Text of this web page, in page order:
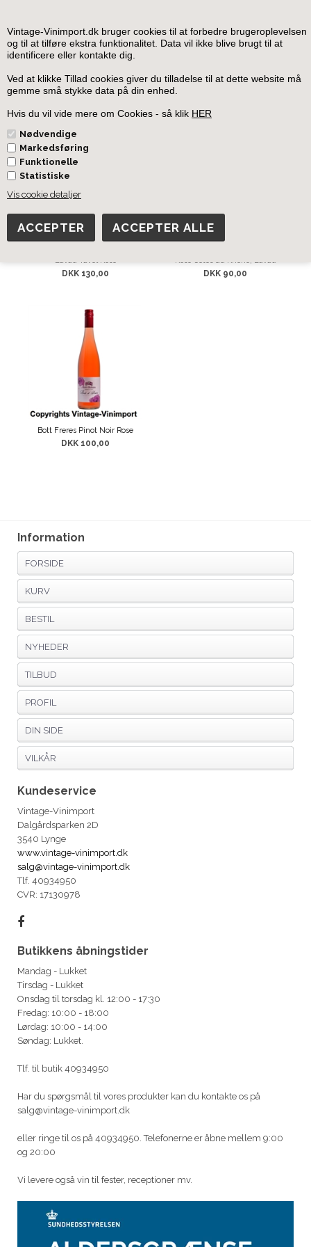
Vintage-Vinimport.dk bruger cookies til at forbedre brugeroplevelsen
og til at tilføre ekstra funktionalitet. Data vil ikke blive brugt til at
identificere eller kontakte dig.
Ved at klikke Tillad cookies giver du tilladelse til at dette website må
gemme små stykke data på din enhed.
Hvis du vil vide mere om Cookies - så klik HER
Nødvendige
Markedsføring
Funktionelle
Statistiske
Vis cookie detaljer
Forside» Frankrig»Frankrig Rose
Frankrig Rose
Lavau Tavel Rose
DKK 130,00
Rosé Cotes du Rhone, Lavau
DKK 90,00
Bott Freres Pinot Noir Rose
DKK 100,00
Information
FORSIDE
KURV
BESTIL
NYHEDER
TILBUD
PROFIL
DIN SIDE
VILKÅR
Kundeservice
Vintage-Vinimport
Dalgårdsparken 2D
3540 Lynge
www.vintage-vinimport.dk
salg@vintage-vinimport.dk
Tlf. 40934950
CVR: 17130978
Butikkens åbningstider
Mandag - Lukket
Tirsdag - Lukket
Onsdag til torsdag kl. 12:00 - 17:30
Fredag: 10:00 - 18:00
Lørdag: 10:00 - 14:00
Søndag: Lukket.
Tlf. til butik 40934950
Har du spørgsmål til vores produkter kan du kontakte os på
salg@vintage-vinimport.dk
eller ringe til os på 40934950. Telefonerne er åbne mellem 9:00
og 20:00
Vi levere også vin til fester, receptioner mv.